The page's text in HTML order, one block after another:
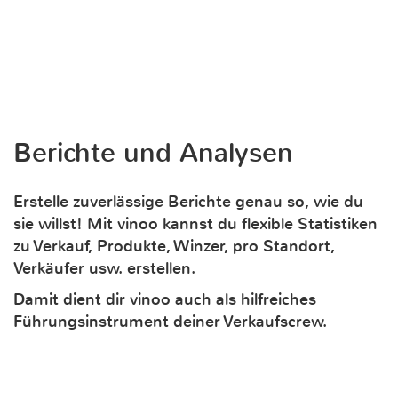
Berichte und Analysen
Erstelle zuverlässige Berichte genau so, wie du
sie willst! Mit vinoo kannst du flexible Statistiken
zu Verkauf, Produkte, Winzer, pro Standort,
Verkäufer usw. erstellen.
Damit dient dir vinoo auch als hilfreiches
Führungsinstrument deiner Verkaufscrew.